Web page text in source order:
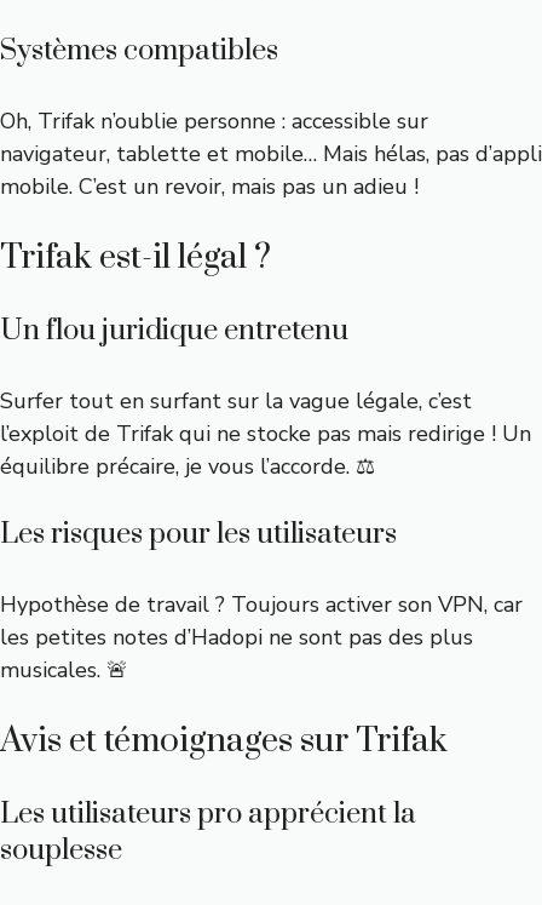
Systèmes compatibles
Oh, Trifak n’oublie personne : accessible sur
navigateur, tablette et mobile… Mais hélas, pas d’appli
mobile. C’est un revoir, mais pas un adieu !
Trifak est-il légal ?
Un flou juridique entretenu
Surfer tout en surfant sur la vague légale, c’est
l’exploit de Trifak qui ne stocke pas mais redirige ! Un
équilibre précaire, je vous l’accorde. ⚖️
Les risques pour les utilisateurs
Hypothèse de travail ? Toujours activer son VPN, car
les petites notes d’Hadopi ne sont pas des plus
musicales. 🚨
Avis et témoignages sur Trifak
Les utilisateurs pro apprécient la
souplesse